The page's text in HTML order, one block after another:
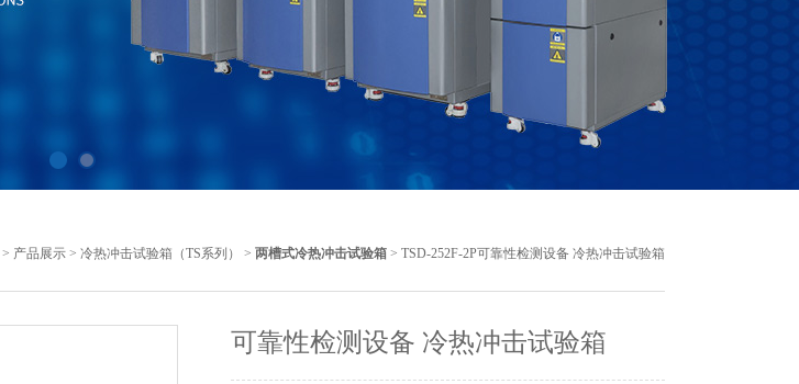
> 产品展示 > 冷热冲击试验箱（TS系列） > 两槽式冷热冲击试验箱 > TSD-252F-2P可靠性检测设备 冷热冲击试验箱
可靠性检测设备 冷热冲击试验箱